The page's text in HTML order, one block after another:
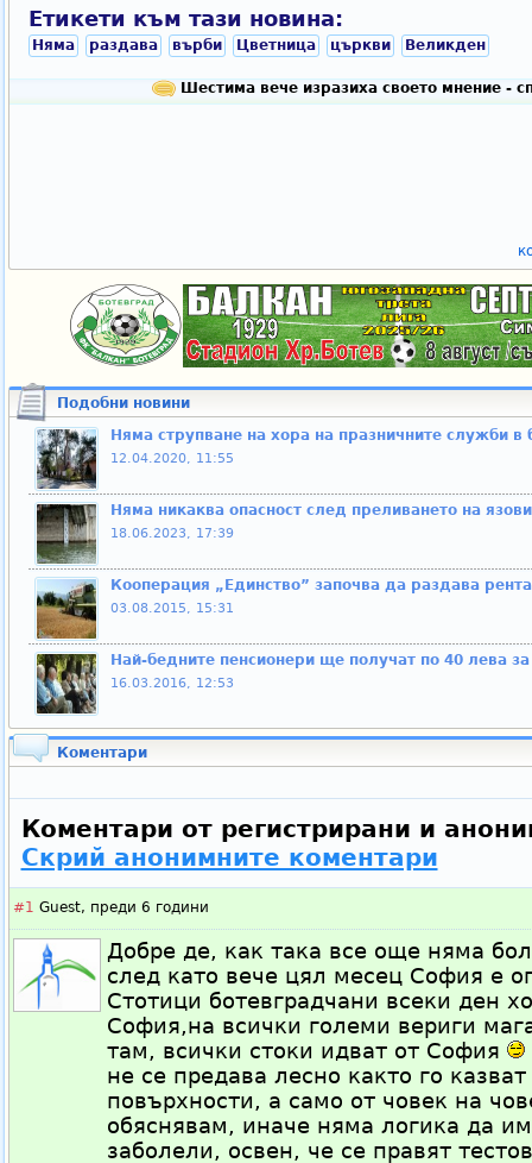
Етикети към тази новина:
Няма раздава върби Цветница църкви Великден
Шестима вече изразиха своето мнение -
Подобни новини
Няма струпване на хора на празничните служби в
12.04.2020, 11:55
Няма никаква опасност след преливането на
18.06.2023, 17:39
Кооперация „Единство” започва да раздава
03.08.2015, 15:31
Най-бедните пенсионери ще получат по 40 лева
16.03.2016, 12:53
Коментари
Коментари от регистрирани и
Скрий анонимните коментари
#1 Guest, преди 6 години
Добре де, как така все още няма
след като вече цял месец София е
Стотици ботевградчани всеки ден
София,на всички големи вериги
там, всички стоки идват от София
не се предава лесно както го
повърхности, а само от човек на
обяснявам, иначе няма логика да
заболели, освен, че се правят